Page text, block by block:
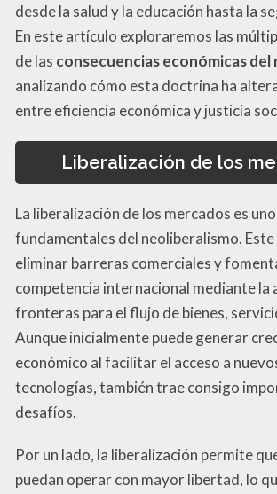
desde la salud y la educación hasta la
En este artículo exploraremos las
de las consecuencias económicas del
analizando cómo esta doctrina ha
entre eficiencia económica y justicia
Liberalización de los
La liberalización de los mercados es
fundamentales del neoliberalismo.
eliminar barreras comerciales y
competencia internacional mediante la
fronteras para el flujo de bienes,
Aunque inicialmente puede generar
económico al facilitar el acceso a
tecnologías, también trae consigo
desafíos.
Por un lado, la liberalización permite
puedan operar con mayor libertad, lo